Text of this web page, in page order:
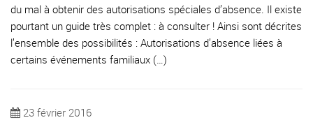
du mal à obtenir des autorisations spéciales d’absence. Il existe
pourtant un guide très complet : à consulter ! Ainsi sont décrites
l’ensemble des possibilités : Autorisations d’absence liées à
certains événements familiaux (…)
23 février 2016